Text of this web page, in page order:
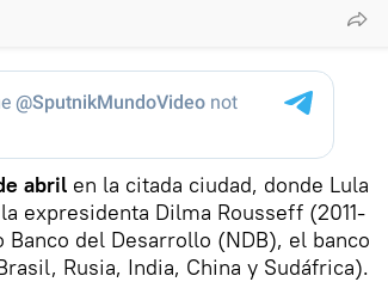
abril en la citada ciudad, donde Lula
expresidenta Dilma Rousseff (2011-
del Desarrollo (NDB), el banco
Rusia, India, China y Sudáfrica).